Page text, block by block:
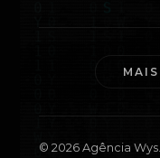
© 2026Agência